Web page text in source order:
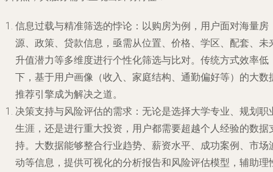
信息过载与精准筛选的悖论 ：以购房为例，用户面对海量房
源、政策、贷款信息，亟需从位置、价格、学区、配套、未
升值潜力等多维度进行个性化筛选与比对。传统方式效率低
下，基于用户画像（收入、家庭结构、通勤偏好等）的大数
推荐引擎成为解决之道。
决策支持与风险评估的需求 ：无论是选择大学专业、规划职
生涯，还是进行重大投资，用户都需要超越个人经验的数据
持。大数据能够整合行业趋势、薪资水平、成功案例、市场
动等信息，提供可视化的分析报告和风险评估模型，辅助理